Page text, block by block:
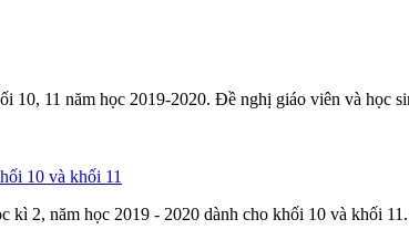
10, 11 năm học 2019-2020. Đề nghị giáo viên và học
10 và khối 11
kì 2, năm học 2019 - 2020 dành cho khối 10 và khối